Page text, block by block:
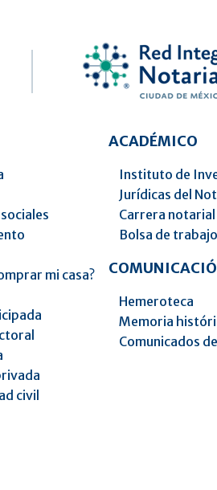
mi casa?
civil
ACADÉMICO
Instituto de
Jurídicas del
Carrera notarial
Bolsa de trabajo
Hemeroteca
Memoria
Comunicados